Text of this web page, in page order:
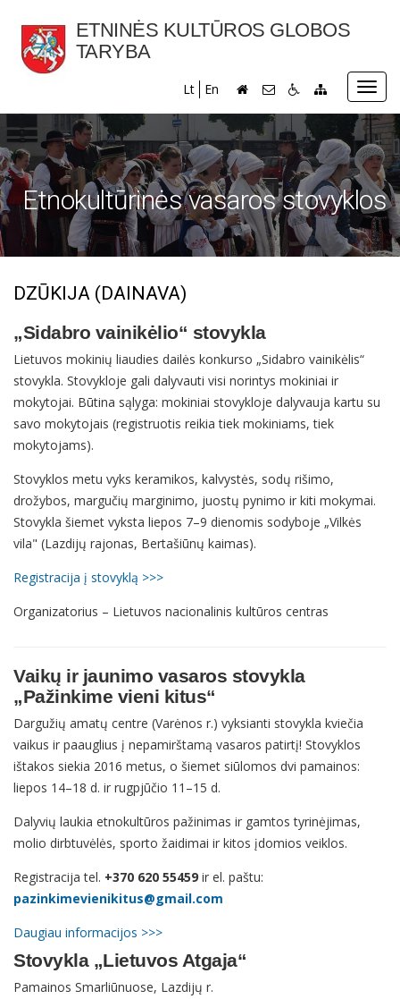
ETNINĖS KULTŪROS GLOBOS
TARYBA
Lt En
Etnokultūrinės vasaros stovyklos
DZŪKIJA (DAINAVA)
„Sidabro vainikėlio“ stovykla
Lietuvos mokinių liaudies dailės konkurso „Sidabro vainikėlis“
stovykla. Stovykloje gali dalyvauti visi norintys mokiniai ir
mokytojai. Būtina sąlyga: mokiniai stovykloje dalyvauja kartu su
savo mokytojais (registruotis reikia tiek mokiniams, tiek
mokytojams).
Stovyklos metu vyks keramikos, kalvystės, sodų rišimo,
drožybos, margučių marginimo, juostų pynimo ir kiti mokymai.
Stovykla šiemet vyksta liepos 7–9 dienomis sodyboje „Vilkės
vila" (Lazdijų rajonas, Bertašiūnų kaimas).
Registracija į stovyklą >>>
Organizatorius – Lietuvos nacionalinis kultūros centras
Vaikų ir jaunimo vasaros stovykla
„Pažinkime vieni kitus“
Dargužių amatų centre (Varėnos r.) vyksianti stovykla kviečia
vaikus ir paauglius į nepamirštamą vasaros patirtį! Stovyklos
ištakos siekia 2016 metus, o šiemet siūlomos dvi pamainos:
liepos 14–18 d. ir rugpjūčio 11–15 d.
Dalyvių laukia etnokultūros pažinimas ir gamtos tyrinėjimas,
molio dirbtuvėlės, sporto žaidimai ir kitos įdomios veiklos.
Registracija tel. +370 620 55459 ir el. paštu:
pazinkimevienikitus@gmail.com
Daugiau informacijos >>>
Stovykla „Lietuvos Atgaja“
Pamainos Smarliūnuose, Lazdijų r.